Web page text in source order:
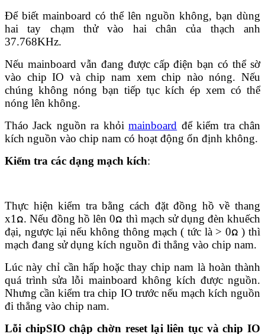
Để biết mainboard có thể lên nguồn không, bạn dùng
hai tay chạm thử vào hai chân của thạch anh
37.768KHz.
Nếu mainboard vẫn đang được cấp điện bạn có thể sờ
vào chip IO và chip nam xem chip nào nóng. Nếu
chúng không nóng bạn tiếp tục kích ép xem có thể
nóng lên không.
Tháo Jack nguồn ra khỏimainboard để kiểm tra chân
kích nguồn vào chip nam có hoạt động ổn định không.
Kiểm tra các dạng mạch kích:
Thực hiện kiểm tra bằng cách đặt đồng hồ về thang
x1ᘯ. Nếu đồng hồ lên 0ᘯ thì mạch sử dụng đèn khuếch
đại, ngược lại nếu không thông mạch ( tức là > 0ᘯ ) thì
mạch đang sử dụng kích nguồn đi thẳng vào chip nam.
Lúc này chỉ cần hấp hoặc thay chip nam là hoàn thành
quá trình sửa lỗi mainboard không kích được nguồn.
Nhưng cần kiểm tra chip IO trước nếu mạch kích nguồn
đi thẳng vào chip nam.
Lỗi chipSIO chập chờn reset lại liên tục và chip IO